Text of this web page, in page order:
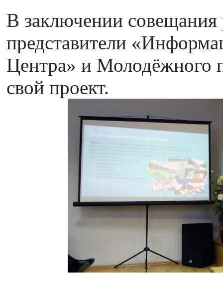
В заключении совещания
представители
Центра» и Молодёжного
свой проект.